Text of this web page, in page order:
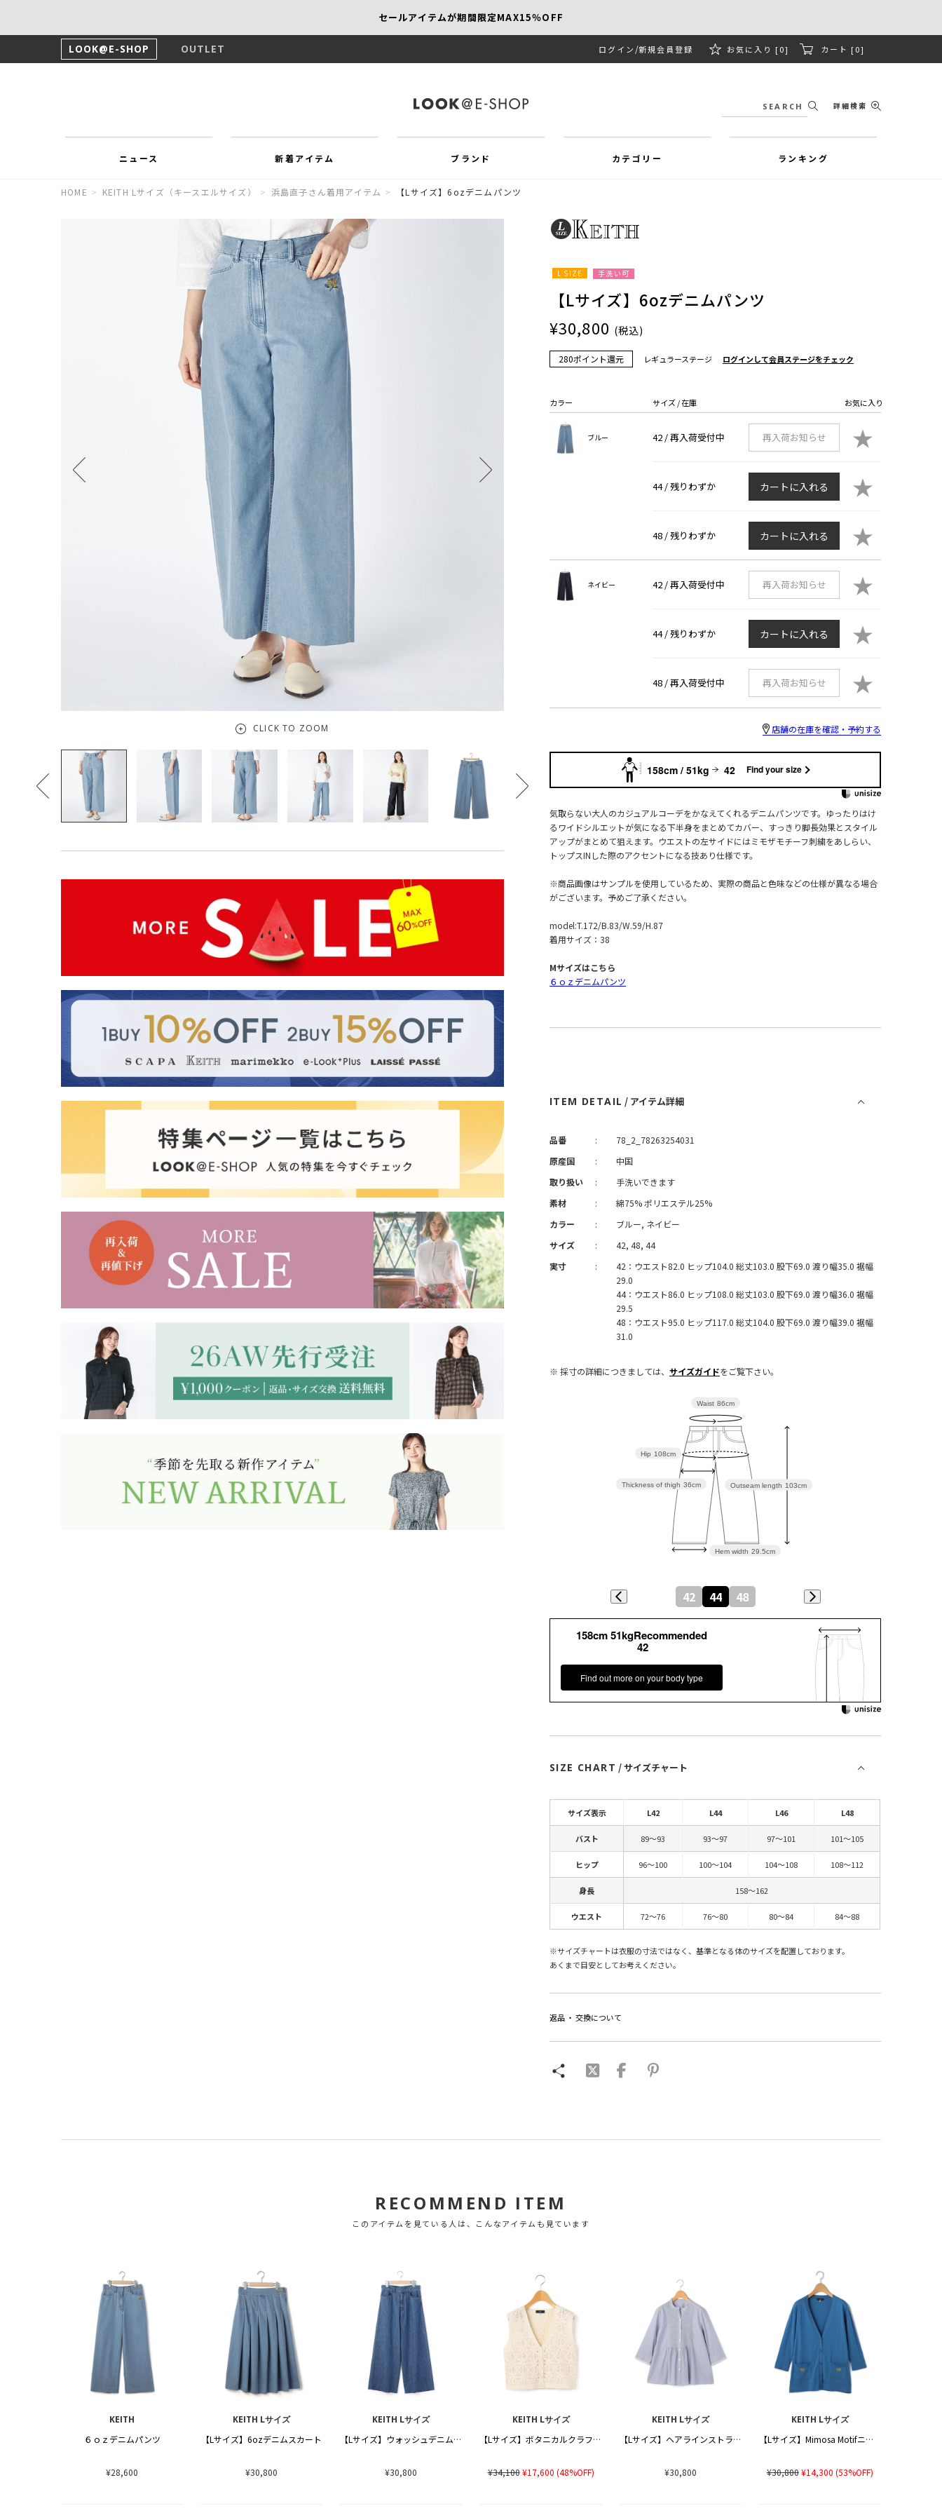
セールアイテムが期間限定MAX15％OFF
LOOK@E-SHOP OUTLET ログイン 新規会員登録 お気に入り [0] カート [0]
詳細検索
ニュース 新着アイテム ブランド カテゴリー ランキング
HOME > KEITH Lサイズ（キースエルサイズ） > 浜島直子さん着用アイテム > 【Lサイズ】6ozデニムパンツ
CLICK TO ZOOM
L SIZE 手洗い可
【Lサイズ】6ozデニムパンツ
¥30,800 (税込)
280ポイント還元 レギュラーステージ ログインして会員ステージをチェック
カラー サイズ / 在庫 お気に入り
ブルー 42 /再入荷受付中 再入荷お知らせ ★
44 /残りわずか カートに入れる ★
48 /残りわずか カートに入れる ★
ネイビー 42 /再入荷受付中 再入荷お知らせ ★
44 /残りわずか カートに入れる ★
48 /再入荷受付中 再入荷お知らせ ★
店舗の在庫を確認・予約する
158cm / 51kg 42 Find your size
気取らない大人のカジュアルコーデをかなえてくれるデニムパンツです。ゆったりはけ
るワイドシルエットが気になる下半身をまとめてカバー、すっきり脚長効果とスタイル
アップがまとめて狙えます。ウエストの左サイドにはミモザモチーフ刺繍をあしらい、
トップスINした際のアクセントになる技あり仕様です。
※商品画像はサンプルを使用しているため、実際の商品と色味などの仕様が異なる場合
がございます。予めご了承ください。
model:T.172/B.83/W.59/H.87
着用サイズ：38
Mサイズはこちら
６ｏｚデニムパンツ
ITEM DETAIL / アイテム詳細
品番 :
78_2_78263254031
原産国
:
中国
取り扱い
:
手洗いできます
素材
:
綿75% ポリエステル25%
カラー
:
ブルー, ネイビー
サイズ
:
42, 48, 44
実寸
:
42：ウエスト82.0 ヒップ104.0 総丈103.0 股下69.0 渡り幅35.0 裾幅
29.0
44：ウエスト86.0 ヒップ108.0 総丈103.0 股下69.0 渡り幅36.0 裾幅
29.5
48：ウエスト95.0 ヒップ117.0 総丈104.0 股下69.0 渡り幅39.0 裾幅
31.0
※ 採寸の詳細につきましては、サイズガイドをご覧下さい。
Outseam length 103cm
Hem width 29.5cm
Thickness of thigh 36cm
Hip 108cm
Waist 86cm
42 44 48
158cm 51kgRecommended
42
Find out more on your body type
SIZE CHART / サイズチャート
サイズ表示 L42 L44 L46 L48
バスト 89～93 93～97 97～101 101～105
ヒップ 96～100 100～104 104～108 108～112
身長 158～162
ウエスト 72～76 76～80 80～84 84～88
※サイズチャートは衣服の寸法ではなく、基準となる体のサイズを配置しております。
あくまで目安としてお考えください。
返品 ・ 交換について
RECOMMEND ITEM
このアイテムを見ている人は、こんなアイテムも見ています
KEITH
６ｏｚデニムパンツ
¥28,600
KEITH Lサイズ
【Lサイズ】6ozデニムスカート
¥30,800
KEITH Lサイズ
【Lサイズ】ウォッシュデニムパンツ
¥30,800
KEITH Lサイズ
【Lサイズ】ボタニカルクラフトベスト
¥34,100 ¥17,600 (48%OFF)
KEITH Lサイズ
【Lサイズ】ヘアラインストライプブラウス
¥30,800
KEITH Lサイズ
【Lサイズ】Mimosa Motifニットカーディガン
¥30,800¥14,300 (53%OFF)